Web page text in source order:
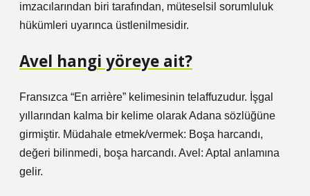
imzacılarından biri tarafından, müteselsil sorumluluk
hükümleri uyarınca üstlenilmesidir.
Avel hangi yöreye ait?
Fransızca “En arrière” kelimesinin telaffuzudur. İşgal
yıllarından kalma bir kelime olarak Adana sözlüğüne
girmiştir. Müdahale etmek/vermek: Boşa harcandı,
değeri bilinmedi, boşa harcandı. Avel: Aptal anlamına
gelir.